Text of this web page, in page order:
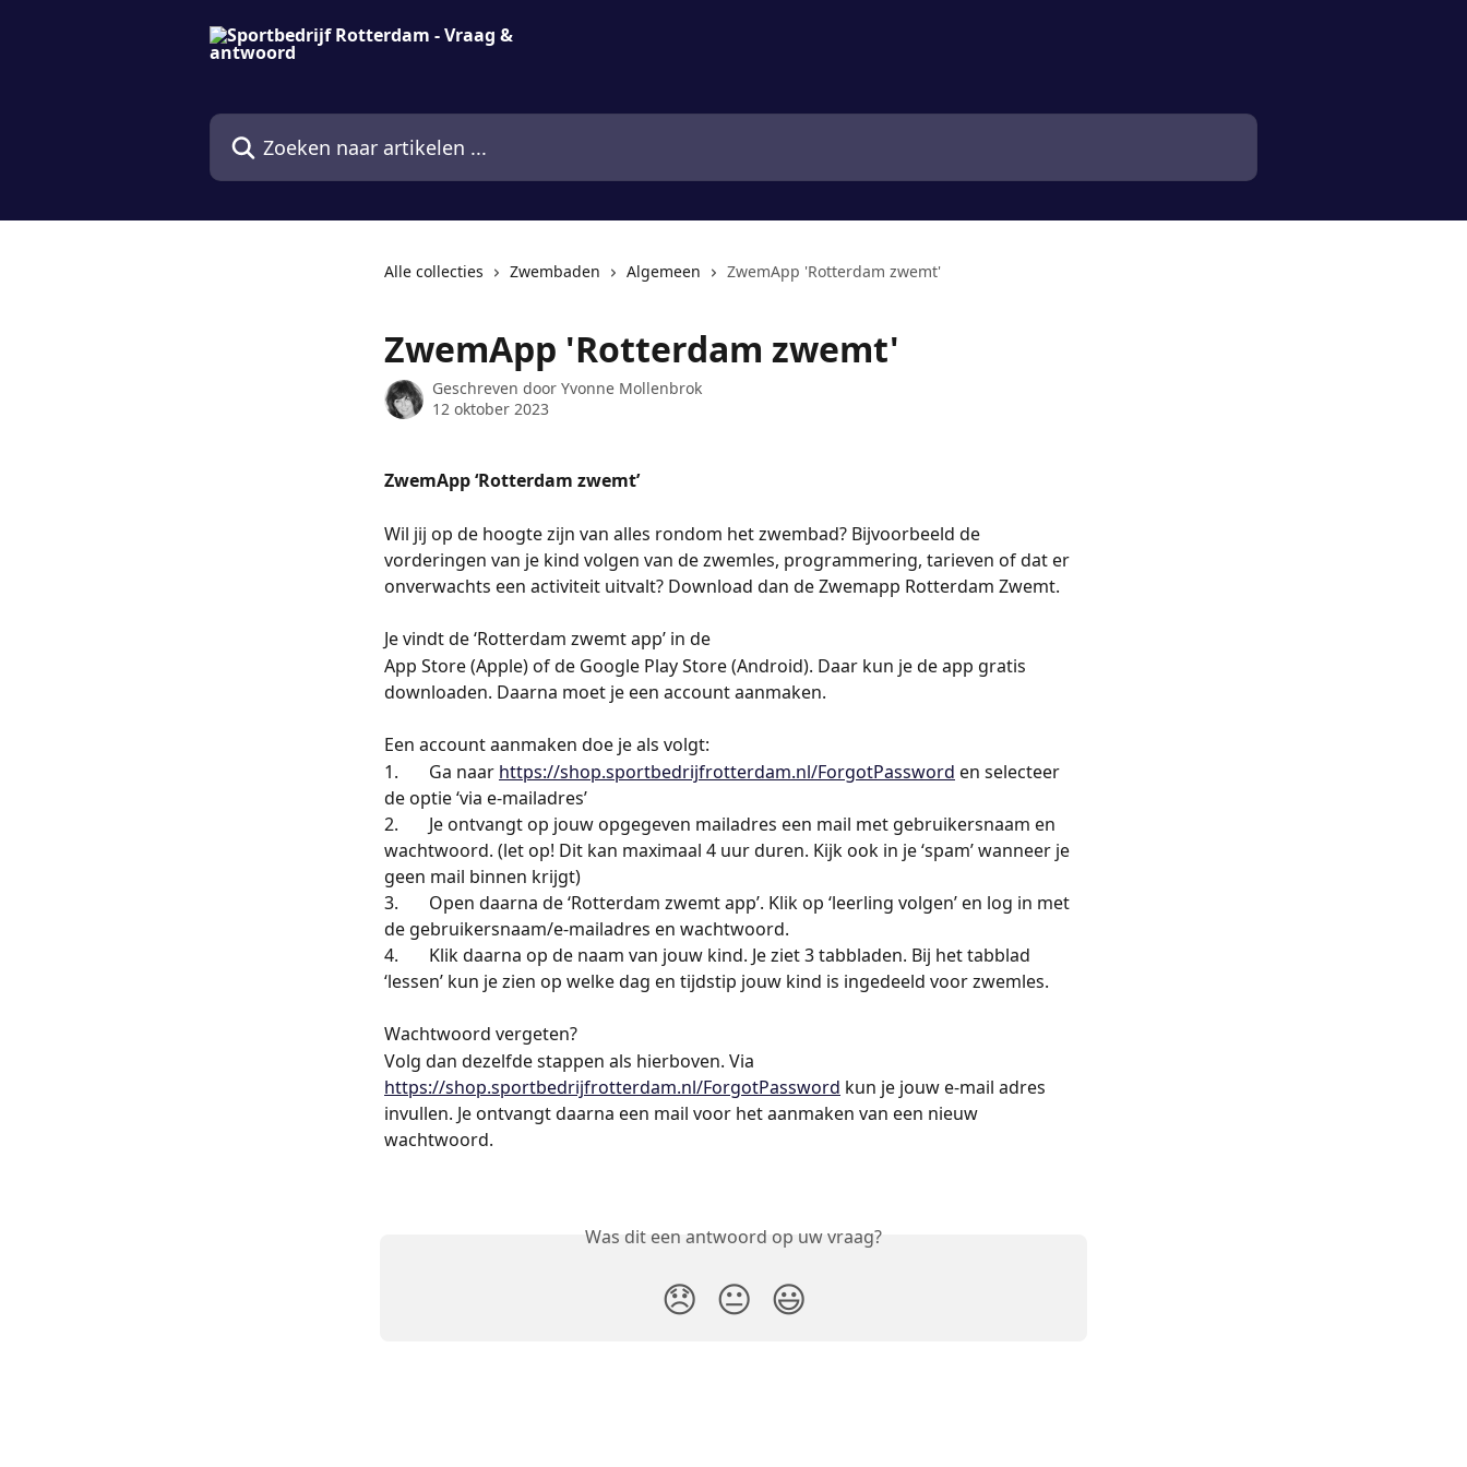
Zoeken naar artikelen ...
Alle collecties Zwembaden Algemeen ZwemApp 'Rotterdam zwemt'
ZwemApp 'Rotterdam zwemt'
Geschreven door Yvonne Mollenbrok
12 oktober 2023
ZwemApp ‘Rotterdam zwemt’
Wil jij op de hoogte zijn van alles rondom het zwembad? Bijvoorbeeld de
vorderingen van je kind volgen van de zwemles, programmering, tarieven of dat er
onverwachts een activiteit uitvalt? Download dan de Zwemapp Rotterdam Zwemt.
Je vindt de ‘Rotterdam zwemt app’ in de
App Store (Apple) of de Google Play Store (Android). Daar kun je de app gratis
downloaden. Daarna moet je een account aanmaken.
Een account aanmaken doe je als volgt:
1.       Ga naar https://shop.sportbedrijfrotterdam.nl/ForgotPassword en selecteer
de optie ‘via e-mailadres’
2.       Je ontvangt op jouw opgegeven mailadres een mail met gebruikersnaam en
wachtwoord. (let op! Dit kan maximaal 4 uur duren. Kijk ook in je ‘spam’ wanneer je
geen mail binnen krijgt)
3.       Open daarna de ‘Rotterdam zwemt app’. Klik op ‘leerling volgen’ en log in met
de gebruikersnaam/e-mailadres en wachtwoord.
4.       Klik daarna op de naam van jouw kind. Je ziet 3 tabbladen. Bij het tabblad
‘lessen’ kun je zien op welke dag en tijdstip jouw kind is ingedeeld voor zwemles.
Wachtwoord vergeten?
Volg dan dezelfde stappen als hierboven. Via
https://shop.sportbedrijfrotterdam.nl/ForgotPassword kun je jouw e-mail adres
invullen. Je ontvangt daarna een mail voor het aanmaken van een nieuw
wachtwoord.
Was dit een antwoord op uw vraag?
😞 😐 😃